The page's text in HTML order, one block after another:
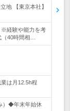
地 【東京本社】
※経験や能力を考
40時間相…
は月12.5h程
）◆年末年始休